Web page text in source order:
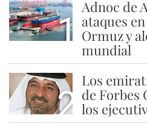
1
Adnoc de
ataques
Ormuz y
mundial
2
Los
de Forbes
los